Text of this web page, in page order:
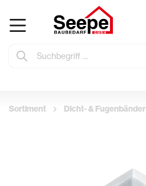
Sortiment Dicht- & Fugenbänder